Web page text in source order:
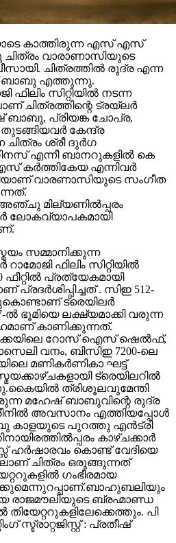
കാത്തിരുന്ന എസ് എസ്
വാരാണാസിയുടെ
ചിത്രത്തിൽ രുദ്ര എന്ന
ബാബു എത്തുന്നു.
സിറ്റിയിൽ നടന്ന
ചിത്രത്തിന്റെ ട്രയ്ലർ
ബാബു, പ്രിയങ്ക ചോപ്ര,
കേന്ദ്ര
ശ്രീ ദുർഗ
എന്നീ ബാനറുകളിൽ കെ
കർത്തികേയ എന്നിവർ
വാരണാസിയുടെ സംഗീത
മില്യണിൽപ്പരം
ലോകവ്യാപകമായി
സമ്മാനിക്കുന്ന
ഫിലിം സിറ്റിയിൽ
ഫീറ്റിൽ പ്രത്യേകമായി
പ്രദർശിപ്പിച്ചത് . സിഇ 512-
ട്രെയിലര്‍
ല്‍ ഭൂമിയെ ലക്ഷ്യമാക്കി വരുന്ന
കാണിക്കുന്നത്.
റോസ് ഐസ് ഷെല്‍ഫ്,
വനം, ബിസിഇ 7200-ലെ
മണികര്‍ണികാ ഘട്ട്
ട്രെയിലറില്‍
ത്രിശൂലവുമേന്തി
മഹേഷ് ബാബുവിന്റെ രുദ്ര
അവസാനം എത്തിയപ്പോൾ
കാളയുടെ പുറത്തു എൻട്രി
കാഴ്ചക്കാർ
ഹർഷാരവം കൊണ്ട് വേദിയെ
ചിത്രം ഒരുങ്ങുന്നത്
ഗംഭീരമായ
ബ്രഹ്മാണ്ഡ
തിയേറ്ററുകളിലേക്കെത്തും. പി
സ്ട്രാറ്റജിസ്റ്റ് : പ്രതീഷ്